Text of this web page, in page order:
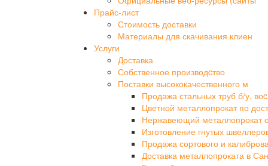
Прайс-лист
Стоимость доставки
Материалы для скачивания клиен
Услуги
Доставка
Собственное производcтво
Поставки высококачественного м
Продажа стальных труб б/у, воc
Цветной металлопрокат по
Нержавеющий металлопрокат
Изготовление гнутых
Продажа сортового и
Доставка металлопроката в